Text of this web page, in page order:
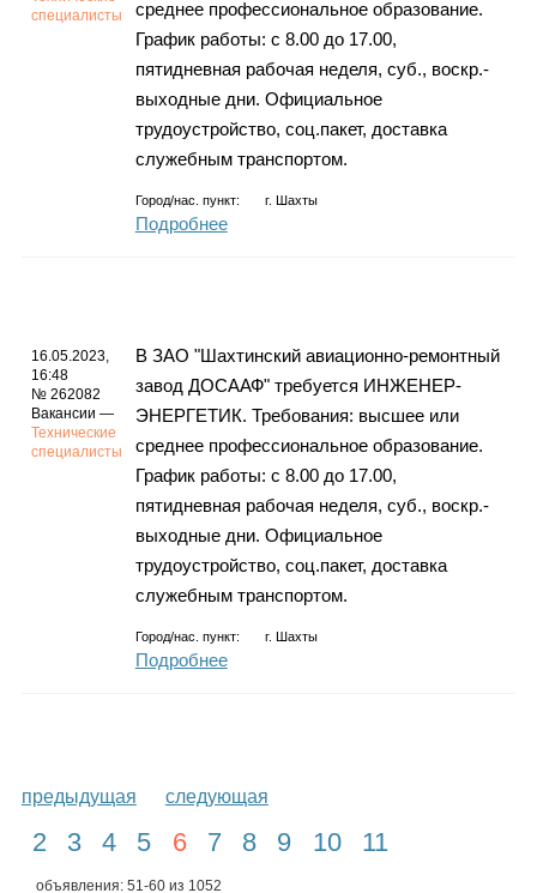
специалисты
среднее профессиональное образование.
График работы: с 8.00 до 17.00,
пятидневная рабочая неделя, суб., воскр.-
выходные дни. Официальное
трудоустройство, соц.пакет, доставка
служебным транспортом.
Город/нас. пункт: г. Шахты
Подробнее
16.05.2023,
16:48
№ 262082
Вакансии —
Технические
специалисты
В ЗАО "Шахтинский авиационно-ремонтный
завод ДОСААФ" требуется ИНЖЕНЕР-
ЭНЕРГЕТИК. Требования: высшее или
среднее профессиональное образование.
График работы: с 8.00 до 17.00,
пятидневная рабочая неделя, суб., воскр.-
выходные дни. Официальное
трудоустройство, соц.пакет, доставка
служебным транспортом.
Город/нас. пункт: г. Шахты
Подробнее
предыдущая следующая
2 3 4 5 6 7 8 9 10 11
объявления: 51-60 из 1052